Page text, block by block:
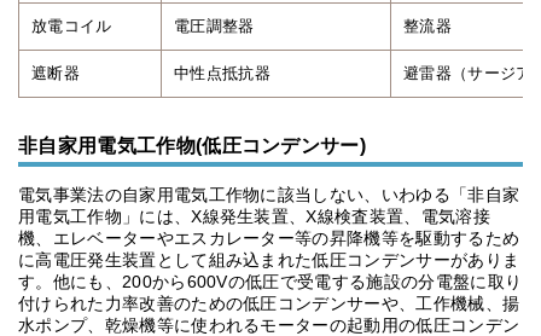
放電コイル 電圧調整器 整流器
遮断器 中性点抵抗器 避雷器（サージア
非自家用電気工作物(低圧コンデンサー)
電気事業法の自家用電気工作物に該当しない、いわゆる「非自家
用電気工作物」には、X線発生装置、X線検査装置、電気溶接
機、エレベーターやエスカレーター等の昇降機等を駆動するため
に高電圧発生装置として組み込まれた低圧コンデンサーがありま
す。他にも、200から600Vの低圧で受電する施設の分電盤に取り
付けられた力率改善のための低圧コンデンサーや、工作機械、揚
水ポンプ、乾燥機等に使われるモーターの起動用の低圧コンデン